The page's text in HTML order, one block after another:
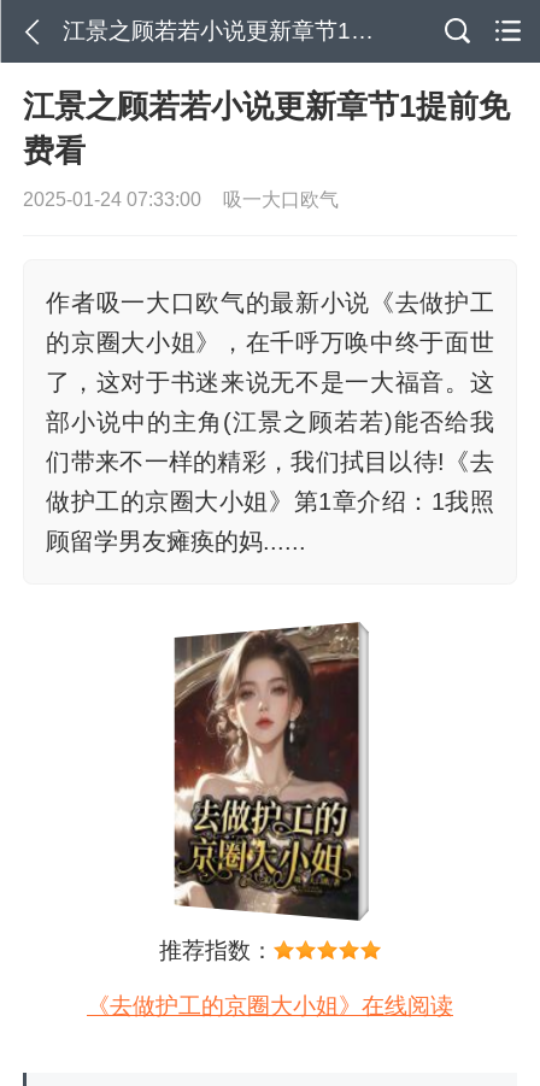
江景之顾若若小说更新章节1提前免费看
江景之顾若若小说更新章节1提前免
费看
2025-01-24 07:33:00 吸一大口欧气
作者吸一大口欧气的最新小说《去做护工
的京圈大小姐》，在千呼万唤中终于面世
了，这对于书迷来说无不是一大福音。这
部小说中的主角(江景之顾若若)能否给我
们带来不一样的精彩，我们拭目以待!《去
做护工的京圈大小姐》第1章介绍：1我照
顾留学男友瘫痪的妈......
推荐指数：
《去做护工的京圈大小姐》在线阅读